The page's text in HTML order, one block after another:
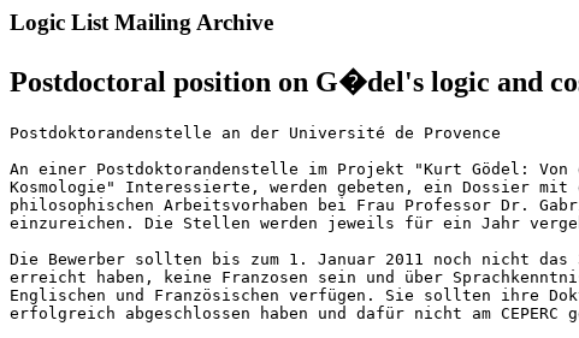
Logic List Mailing Archive
Postdoctoral position on G�del's logic and
Postdoktorandenstelle an der Université de Provence
An einer Postdoktorandenstelle im Projekt "Kurt Gödel:
Kosmologie" Interessierte, werden gebeten, ein Dossier mit
philosophischen Arbeitsvorhaben bei Frau Professor Dr.
einzureichen. Die Stellen werden jeweils für ein Jahr
Die Bewerber sollten bis zum 1. Januar 2011 noch nicht das
erreicht haben, keine Franzosen sein und über
Englischen und Französischen verfügen. Sie sollten ihre
erfolgreich abgeschlossen haben und dafür nicht am CEPERC